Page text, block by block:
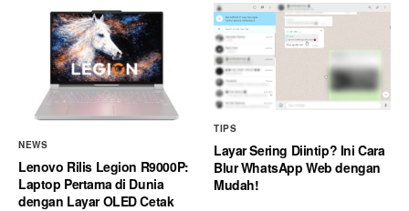
NEWS
Lenovo Rilis Legion R9000P:
Laptop Pertama di Dunia
dengan Layar OLED Cetak
TIPS
Layar Sering Diintip? Ini Cara
Blur WhatsApp Web dengan
Mudah!